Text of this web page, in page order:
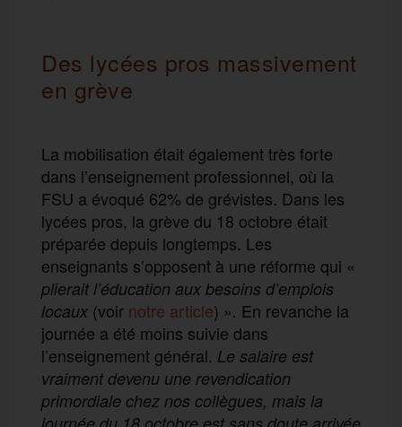
Des lycées pros massivement
en grève
La mobilisation était également très forte
dans l’enseignement professionnel, où la
FSU a évoqué 62% de grévistes. Dans les
lycées pros, la grève du 18 octobre était
préparée depuis longtemps. Les
enseignants s’opposent à une réforme qui «
plierait l’éducation aux besoins d’emplois
locaux (voir notre article) ». En revanche la
journée a été moins suivie dans
l’enseignement général. Le salaire est
vraiment devenu une revendication
primordiale chez nos collègues, mais la